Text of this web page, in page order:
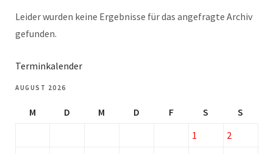
Leider wurden keine Ergebnisse für das angefragte Archiv
gefunden.
Terminkalender
AUGUST 2026
M D M D F S
S
1
2